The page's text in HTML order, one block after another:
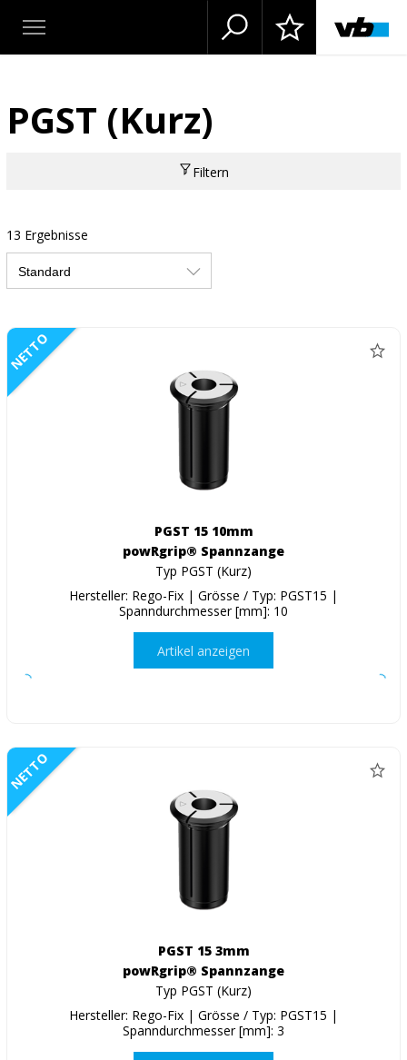
PGST (Kurz)
Filtern
13 Ergebnisse
NETTO
PGST 15 10mm
powRgrip® Spannzange
Typ PGST (Kurz)
Hersteller: Rego-Fix | Grösse / Typ: PGST15 |
Spanndurchmesser [mm]: 10
Artikel anzeigen
NETTO
PGST 15 3mm
powRgrip® Spannzange
Typ PGST (Kurz)
Hersteller: Rego-Fix | Grösse / Typ: PGST15 |
Spanndurchmesser [mm]: 3